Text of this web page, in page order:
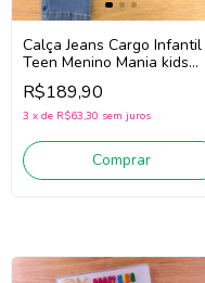
Calça Jeans Cargo Infantil
Teen Menino Mania kids
3402 (Jeans Médio)
R$189,90
3 x de R$63,30 sem juros
Comprar